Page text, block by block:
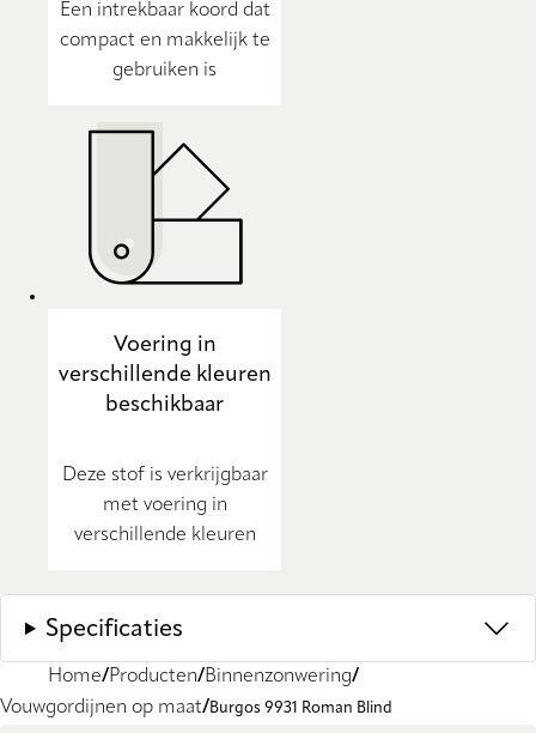
Een intrekbaar koord dat
compact en makkelijk te
gebruiken is
Voering in
verschillende kleuren
beschikbaar
Deze stof is verkrijgbaar
met voering in
verschillende kleuren
Specificaties
Home Producten Binnenzonwering
Vouwgordijnen op maat
Burgos 9931 Roman Blind